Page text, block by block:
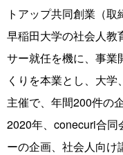
トアップ共同創業（取
早稲田大学の社会人教
サー就任を機に、事業
くりを本業とし、大
主催で、年間200件の
2020年、conecuri合同
ーの企画、社会人向け